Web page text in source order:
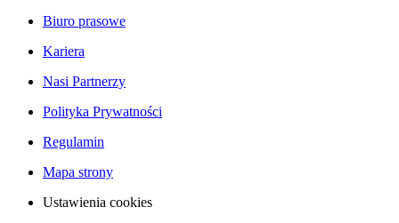
Biuro prasowe
Kariera
Nasi Partnerzy
Polityka Prywatności
Regulamin
Mapa strony
Ustawienia cookies